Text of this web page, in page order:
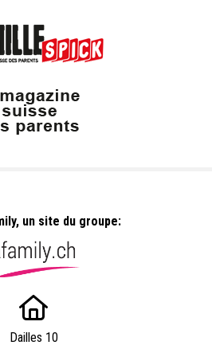
un site du groupe:
Dailles 10